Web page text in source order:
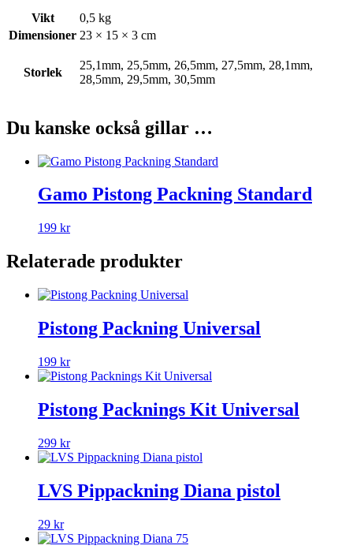
Vikt
0,5 kg
Dimensioner 23 × 15 × 3 cm
Storlek
25,1mm, 25,5mm, 26,5mm, 27,5mm, 28,1mm,
28,5mm, 29,5mm, 30,5mm
Du kanske också gillar …
Gamo Pistong Packning Standard
199 kr
Relaterade produkter
Pistong Packning Universal
199 kr
Pistong Packnings Kit Universal
299 kr
LVS Pippackning Diana pistol
29 kr